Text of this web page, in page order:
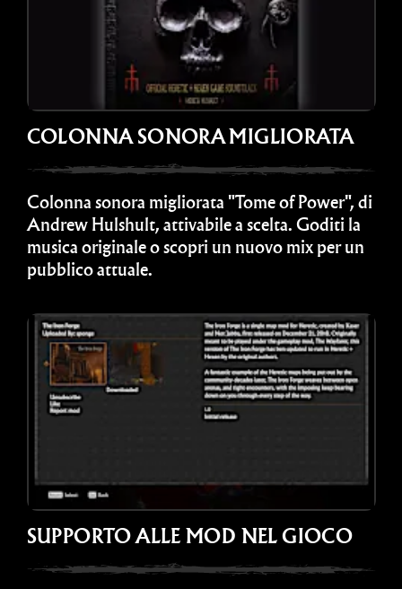
COLONNA SONORA MIGLIORATA
Colonna sonora migliorata "Tome of Power", di
Andrew Hulshult, attivabile a scelta. Goditi la
musica originale o scopri un nuovo mix per un
pubblico attuale.
SUPPORTO ALLE MOD NEL GIOCO